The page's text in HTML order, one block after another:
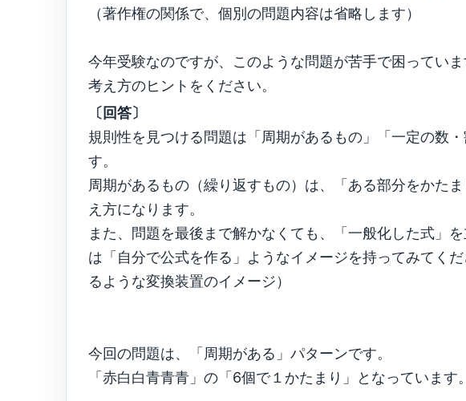
（著作権の関係で、個別の問題内容は省略します）
今年受験なのですが、このような問題が苦手で困っていま
考え方のヒントをください。
〔回答〕
規則性を見つける問題は「周期があるもの」「一定の数
す。
周期があるもの（繰り返すもの）は、「ある部分をかた
え方になります。
また、問題を最後まで解かなくても、「一般化した式」
は「自分で公式を作る」ようなイメージを持ってみてく
るような変換装置のイメージ）
今回の問題は、「周期がある」パターンです。
「赤白白青青青」の「6個で１かたまり」となっています。